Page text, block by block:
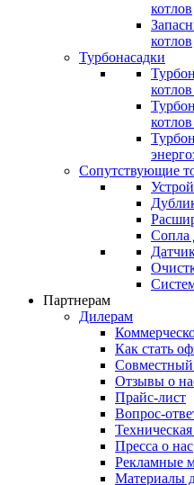
котлов
котлов
Турбонасадки
Сопутствующие
Сопла
Партнерам
Дилерам
Как стать
Совместный
Отзывы о
Прайс-лист
Вопрос-
Пресса о нас
Рекламные
Материалы